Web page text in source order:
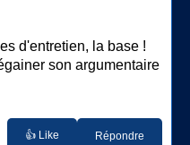
d'entretien, la base !
son argumentaire
👍 Like Répondre